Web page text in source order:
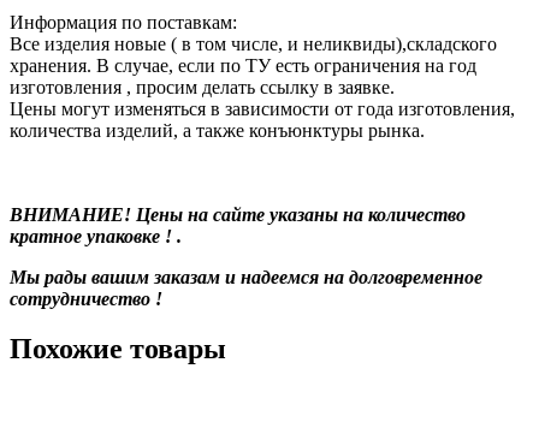
Информация по поставкам:
Все изделия новые ( в том числе, и неликвиды),складского
хранения. В случае, если по ТУ есть ограничения на год
изготовления , просим делать ссылку в заявке.
Цены могут изменяться в зависимости от года изготовления,
количества изделий, а также конъюнктуры рынка.
ВНИМАНИЕ! Цены на сайте указаны на количество
кратное упаковке ! .
Мы рады вашим заказам и надеемся на долговременное
сотрудничество !
Похожие товары